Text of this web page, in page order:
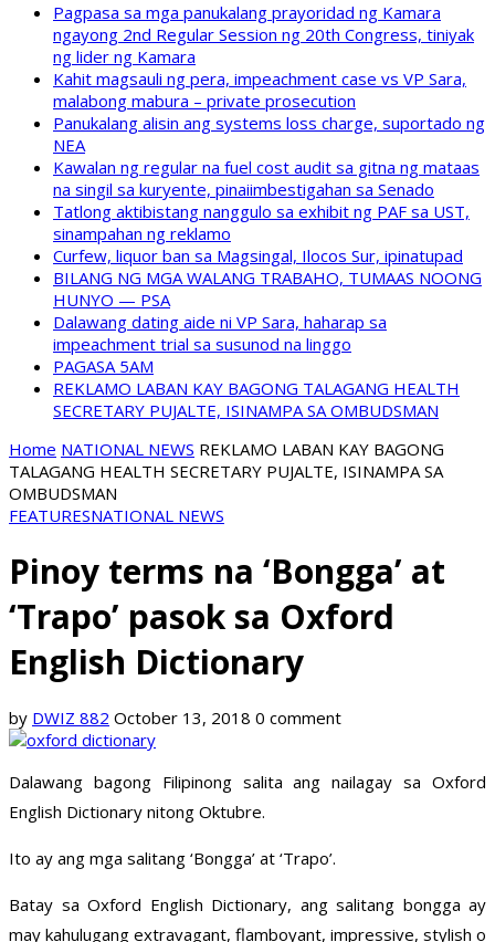
Pagpasa sa mga panukalang prayoridad ng Kamara
ngayong 2nd Regular Session ng 20th Congress, tiniyak
ng lider ng Kamara
Kahit magsauli ng pera, impeachment case vs VP Sara,
malabong mabura – private prosecution
Panukalang alisin ang systems loss charge, suportado ng
NEA
Kawalan ng regular na fuel cost audit sa gitna ng mataas
na singil sa kuryente, pinaiimbestigahan sa Senado
Tatlong aktibistang nanggulo sa exhibit ng PAF sa UST,
sinampahan ng reklamo
Curfew, liquor ban sa Magsingal, Ilocos Sur, ipinatupad
BILANG NG MGA WALANG TRABAHO, TUMAAS NOONG
HUNYO — PSA
Dalawang dating aide ni VP Sara, haharap sa
impeachment trial sa susunod na linggo
PAGASA 5AM
REKLAMO LABAN KAY BAGONG TALAGANG HEALTH
SECRETARY PUJALTE, ISINAMPA SA OMBUDSMAN
Home NATIONAL NEWS REKLAMO LABAN KAY BAGONG
TALAGANG HEALTH SECRETARY PUJALTE, ISINAMPA SA
OMBUDSMAN
FEATURESNATIONAL NEWS
Pinoy terms na ‘Bongga’ at
‘Trapo’ pasok sa Oxford
English Dictionary
by DWIZ 882 October 13, 2018 0 comment
Dalawang bagong Filipinong salita ang nailagay sa Oxford
English Dictionary nitong Oktubre.
Ito ay ang mga salitang ‘Bongga’ at ‘Trapo’.
Batay sa Oxford English Dictionary, ang salitang bongga ay
may kahulugang extravagant, flamboyant, impressive, stylish o